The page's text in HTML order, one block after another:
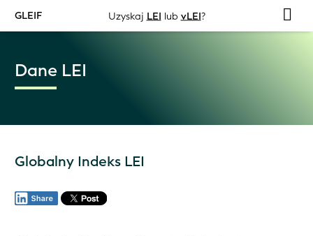
GLEIF Uzyskaj LEI lub vLEI?
Dane LEI
Globalny Indeks LEI